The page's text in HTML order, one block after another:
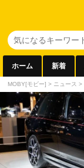
ホーム 新着
MOBY[モビー] > ニュース >